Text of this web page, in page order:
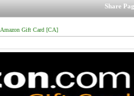
Share
Amazon Gift Card [CA]